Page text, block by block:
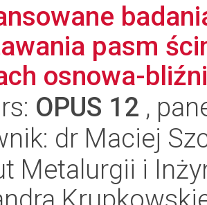
pasm
osnowa-
OPUS 12 ,
dr Maciej
Metalurgii i